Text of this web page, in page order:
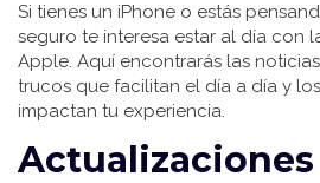
Si tienes un iPhone o estás
seguro te interesa estar al día con
Apple. Aquí encontrarás las
trucos que facilitan el día a día y
impactan tu experiencia.
Actualizaciones